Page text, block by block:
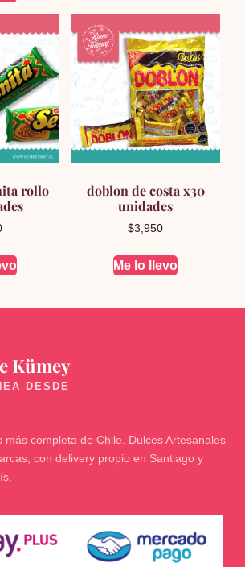
rollo
doblon de costa x30
unidades
$3,950
Me lo llevo
Kümey
más completa de Chile. Dulces Artesanales
con delivery propio en Santiago y